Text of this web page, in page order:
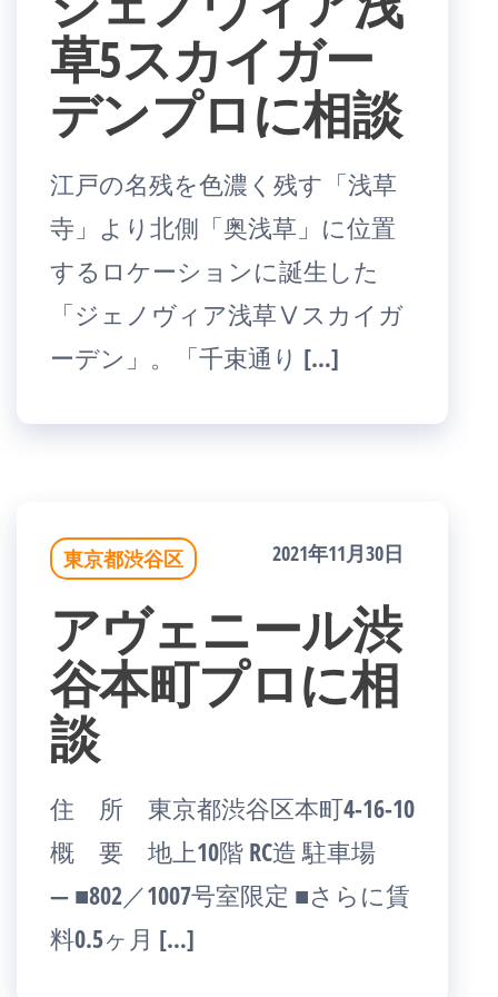
草5スカイガー
デンプロに相談
江戸の名残を色濃く残す「浅草
寺」より北側「奥浅草」に位置
するロケーションに誕生した
「ジェノヴィア浅草Ⅴスカイガ
ーデン」。「千束通り […]
東京都渋谷区 2021年11月30日
アヴェニール渋
谷本町プロに相
談
住 所 東京都渋谷区本町4-16-10
概 要 地上10階 RC造 駐車場
― ■802／1007号室限定 ■さらに賃
料0.5ヶ月 […]